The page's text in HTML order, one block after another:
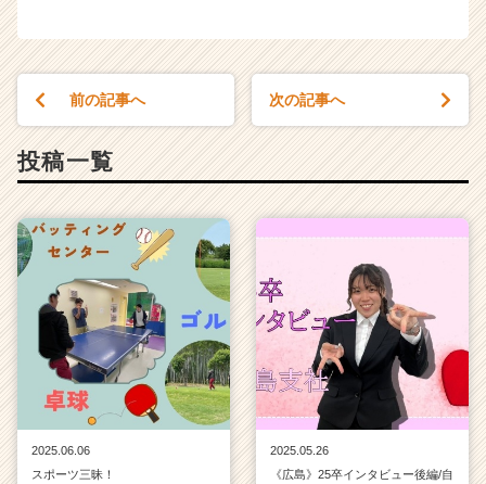
C
e
r）
前の記事へ 次の記事へ
投稿一覧
2025.06.06
スポーツ三昧！
2025.05.26
《広島》25卒インタビュー後編/自